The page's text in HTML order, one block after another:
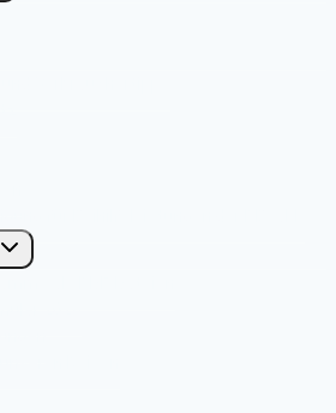
Untermenü
umschalten